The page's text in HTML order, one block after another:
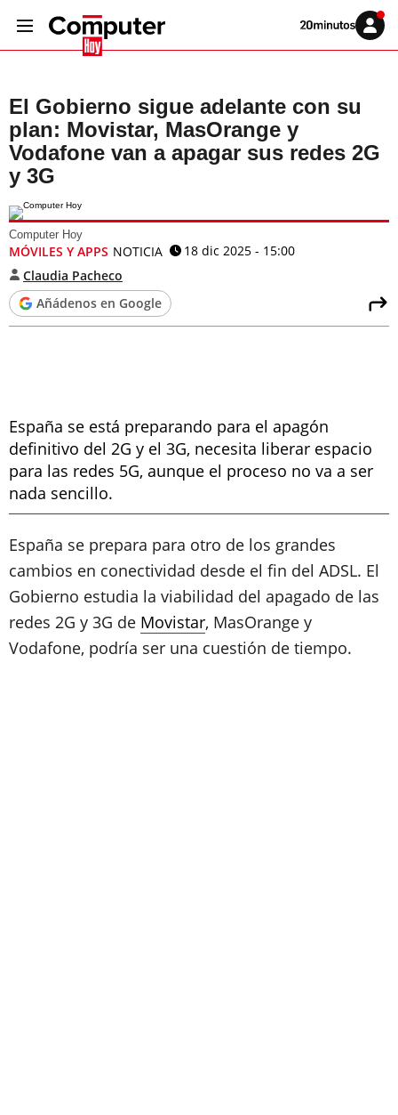
Volver
Iniciar
sesión
El Gobierno sigue adelante con su
plan: Movistar, MasOrange y
Vodafone van a apagar sus redes 2G
y 3G
Computer Hoy
MÓVILES Y APPS NOTICIA
18 dic 2025 - 15:00
Claudia Pacheco
Añádenos en Google
España se está preparando para el apagón
definitivo del 2G y el 3G, necesita liberar espacio
para las redes 5G, aunque el proceso no va a ser
nada sencillo.
España se prepara para otro de los grandes
cambios en conectividad desde el fin del ADSL. El
Gobierno estudia la viabilidad del apagado de las
redes 2G y 3G de Movistar, MasOrange y
Vodafone, podría ser una cuestión de tiempo.